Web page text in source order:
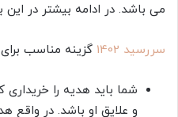
می باشد. در ادامه بیشتر در این
سررسید 1402 گزینه مناسب
شما باید هدیه را خریداری
و علایق او باشد. در